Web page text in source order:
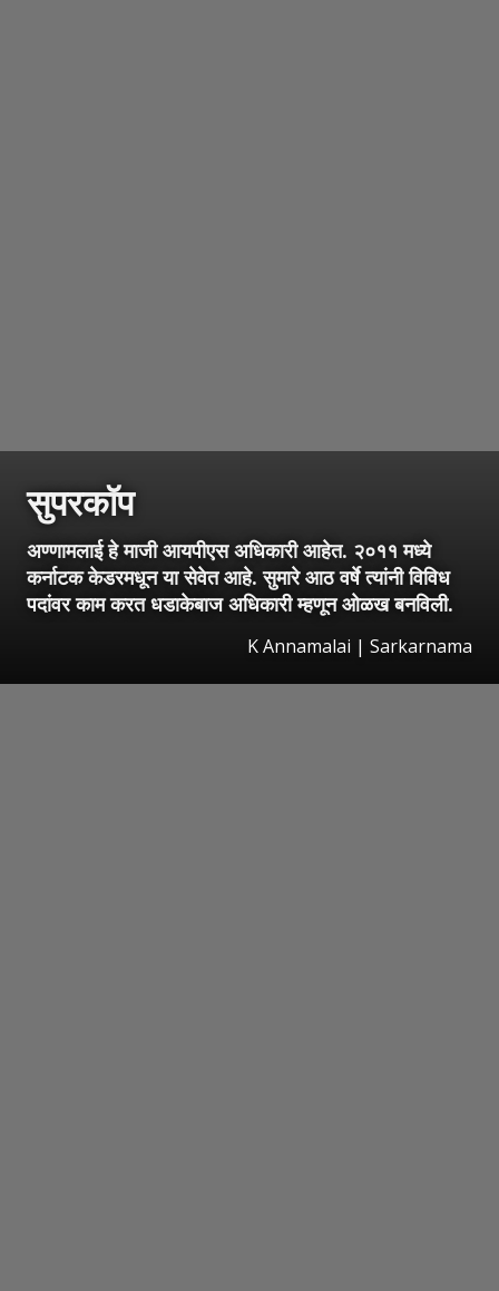
सुपरकॉप
अण्णामलाई हे माजी आयपीएस अधिकारी आहेत. २०११ मध्ये
कर्नाटक केडरमधून या सेवेत आहे. सुमारे आठ वर्षे त्यांनी विविध
पदांवर काम करत धडाकेबाज अधिकारी म्हणून ओळख बनविली.
K Annamalai | Sarkarnama